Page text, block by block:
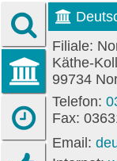
Filiale:
Käthe-
99734
Telefon:
Fax:
Email: